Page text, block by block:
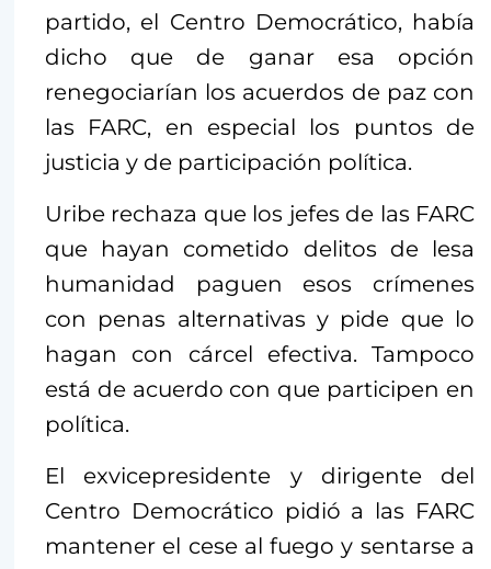
partido, el Centro Democrático, había
dicho que de ganar esa opción
renegociarían los acuerdos de paz con
las FARC, en especial los puntos de
justicia y de participación política.
Uribe rechaza que los jefes de las FARC
que hayan cometido delitos de lesa
humanidad paguen esos crímenes
con penas alternativas y pide que lo
hagan con cárcel efectiva. Tampoco
está de acuerdo con que participen en
política.
El exvicepresidente y dirigente del
Centro Democrático pidió a las FARC
mantener el cese al fuego y sentarse a